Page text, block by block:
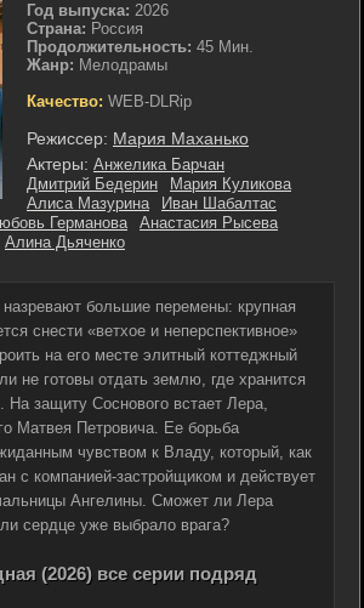
Год выпуска: 2026
Страна: Россия
Продолжительность: 45 Мин.
Жанр: Мелодрамы
Качество: WEB-DLRip
Режиссер: Мария Маханько
Актеры: Анжелика Барчан
Дмитрий Бедерин
Мария Куликова
Алиса Мазурина
Иван Шабалтас
Германова
Анастасия Рысева
Алина Дьяченко
большие перемены: крупная
снести «ветхое и неперспективное»
на его месте элитный коттеджный
не готовы отдать землю, где хранится
На защиту Соснового встает Лера,
Матвея Петровича. Ее борьба
чувством к Владу, который, как
с компанией-застройщиком и действует
Ангелины. Сможет ли Лера
сердце уже выбрало врага?
(2026) все серии подряд